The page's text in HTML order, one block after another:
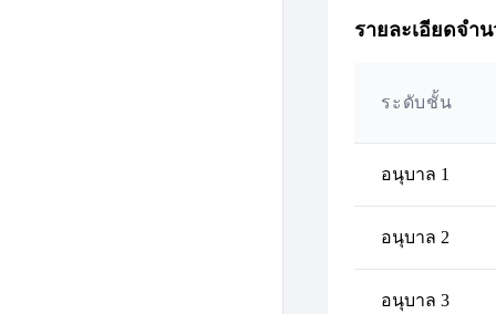
รายละเอียดจำ
ระดับชั้น
อนุบาล 1
อนุบาล 2
อนุบาล 3